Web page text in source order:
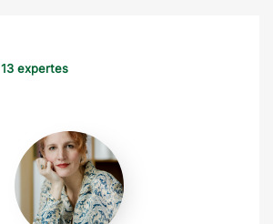
13 expertes
Emmanuelle
Jay